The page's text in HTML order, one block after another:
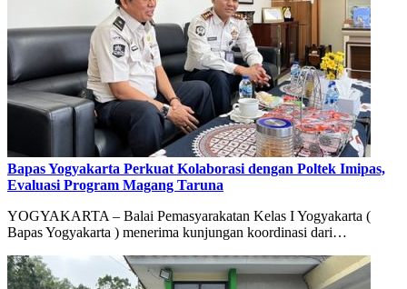
Bapas Yogyakarta Perkuat Kolaborasi dengan Poltek Imipas,
Evaluasi Program Magang Taruna
YOGYAKARTA – Balai Pemasyarakatan Kelas I Yogyakarta (
Bapas Yogyakarta ) menerima kunjungan koordinasi dari…